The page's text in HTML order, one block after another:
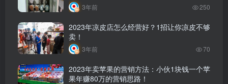
3年前 250
2023年凉皮店怎么经营好？1招让你凉皮不够
卖！
3年前 70
2023年卖苹果的营销方法：小伙1块钱一个苹
果年赚80万的营销思路！